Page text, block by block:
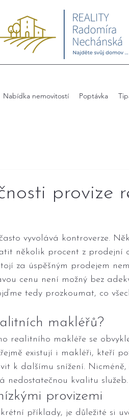
Nabídka nemovitostí Poptávka
provize
vyvolává kontroverze.
několik procent z prodejní
za úspěšným prodejem
cenu není možný bez
tedy prozkoumat, co
makléřů?
realitního makléře se
existují i makléři, kteří
k dalšímu snížení.
nedostatečnou kvalitu služeb.
provizemi
příklady, je důležité si